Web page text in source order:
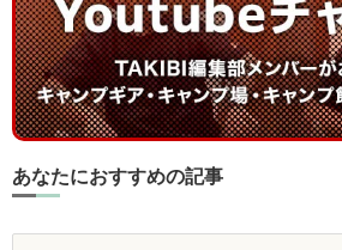
あなたにおすすめの記事